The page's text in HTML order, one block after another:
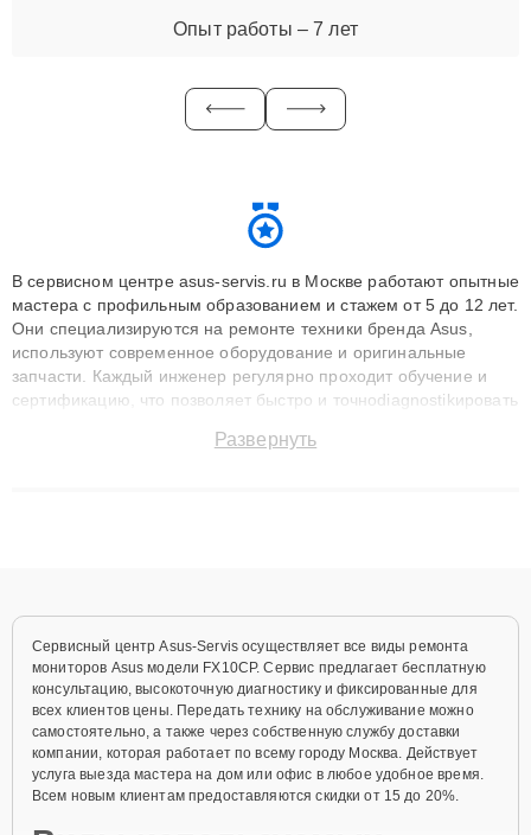
Опыт работы – 7 лет
В сервисном центре asus-servis.ru в Москве работают опытные
мастера с профильным образованием и стажем от 5 до 12 лет.
Они специализируются на ремонте техники бренда Asus,
используют современное оборудование и оригинальные
запчасти. Каждый инженер регулярно проходит обучение и
сертификацию, что позволяет быстро и точноdiagnostikировать
до 3 лет. Наши мастера решают сложные случаи: от замены
Развернуть
Сервисный центр Asus-Servis осуществляет все виды ремонта
мониторов Asus модели FX10CP. Сервис предлагает бесплатную
консультацию, высокоточную диагностику и фиксированные для
всех клиентов цены. Передать технику на обслуживание можно
самостоятельно, а также через собственную службу доставки
компании, которая работает по всему городу Москва. Действует
услуга выезда мастера на дом или офис в любое удобное время.
Всем новым клиентам предоставляются скидки от 15 до 20%.